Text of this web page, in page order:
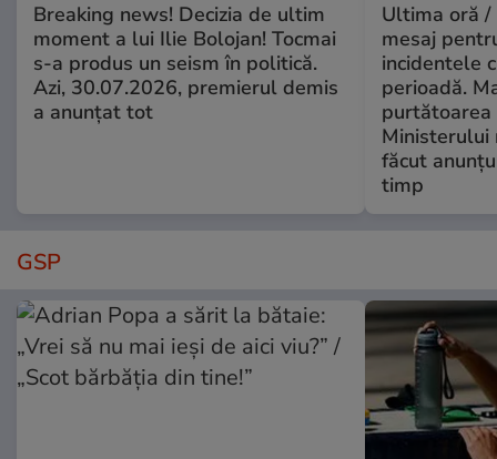
Breaking news! Decizia de ultim
moment a lui Ilie Bolojan! Tocmai
s-a produs un seism în politică.
Azi, 30.07.2026, premierul demis
a anunțat tot
Ultima oră /
mesaj
incidentele
perioadă.
purtătoarea
Ministerului
făcut
timp
GSP